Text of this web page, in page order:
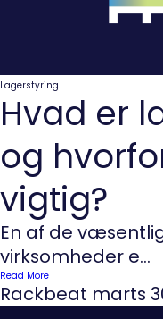
Lagerstyring
Hvad er
og
vigtig?
En af de
virksomheder e...
Read More
Rackbeat marts